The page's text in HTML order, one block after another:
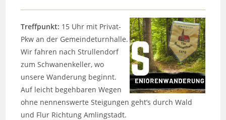
Treffpunkt: 15 Uhr mit Privat-
Pkw an der Gemeindeturnhalle.
Wir fahren nach Strullendorf
zum Schwanenkeller, wo
unsere Wanderung beginnt.
Auf leicht begehbaren Wegen
ohne nennenswerte Steigungen geht’s durch Wald
und Flur Richtung Amlingstadt.